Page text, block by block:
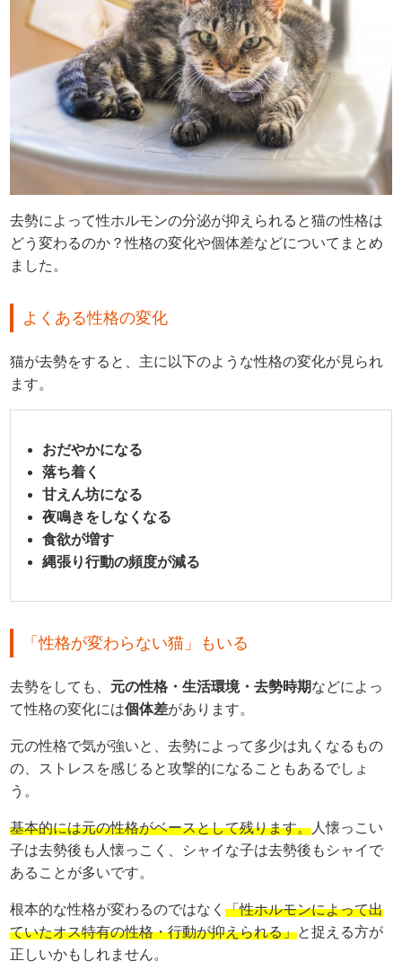
去勢によって性ホルモンの分泌が抑えられると猫の性格は
どう変わるのか？性格の変化や個体差などについてまとめ
ました。
よくある性格の変化
猫が去勢をすると、主に以下のような性格の変化が見られ
ます。
おだやかになる
落ち着く
甘えん坊になる
夜鳴きをしなくなる
食欲が増す
縄張り行動の頻度が減る
「性格が変わらない猫」もいる
去勢をしても、 元の性格・生活環境・去勢時期などによっ
て性格の変化には個体差があります。
元の性格で気が強いと、去勢によって多少は丸くなるもの
の、ストレスを感じると攻撃的になることもあるでしょ
う。
基本的には元の性格がベースとして残ります。 人懐っこい
子は去勢後も人懐っこく、シャイな子は去勢後もシャイで
あることが多いです。
根本的な性格が変わるのではなく「性ホルモンによって出
ていたオス特有の性格・行動が抑えられる」と捉える方が
正しいかもしれません。